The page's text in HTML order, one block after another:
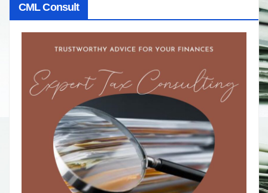
CML Consult